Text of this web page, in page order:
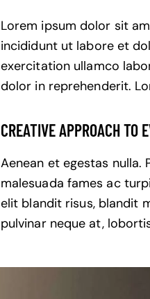
Lorem ipsum dolor sit
incididunt ut labore et
exercitation ullamco
dolor in reprehenderit.
CREATIVE APPROACH TO
Aenean et egestas
malesuada fames ac
elit blandit risus, blandit
pulvinar neque at,